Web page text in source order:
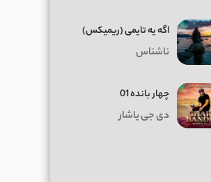
اگه یه تایمی (ریمیکس)
ناشناس
چهار بانده 01
دی جی یاشار